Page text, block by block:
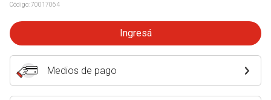
Código:70017064
Ingresá
Medios de pago